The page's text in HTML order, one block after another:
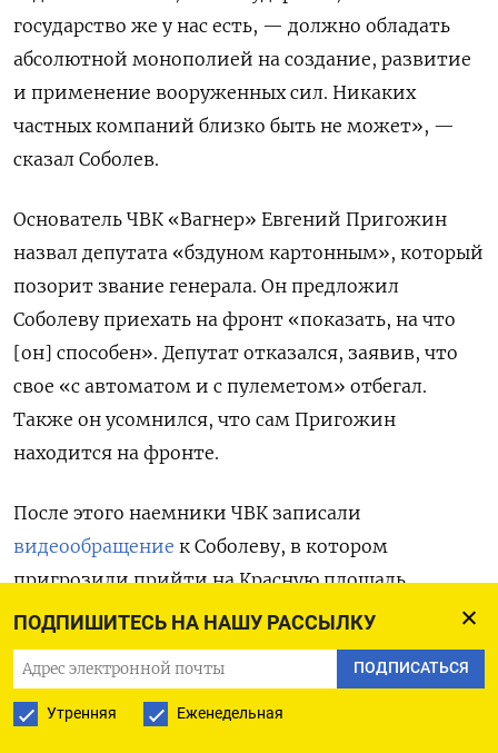
ПОДПИШИТЕСЬ НА НАШУ РАССЫЛКУ
ПОДПИСАТЬСЯ
Утренняя Еженедельная
государство же у нас есть, — должно обладать
абсолютной монополией на создание, развитие
и применение вооруженных сил. Никаких
частных компаний близко быть не может», —
сказал Соболев.
Основатель ЧВК «Вагнер» Евгений Пригожин
назвал депутата «бздуном картонным», который
позорит звание генерала. Он предложил
Соболеву приехать на фронт «показать, на что
[он] способен». Депутат отказался, заявив, что
свое «с автоматом и с пулеметом» отбегал.
Также он усомнился, что сам Пригожин
находится на фронте.
После этого наемники ЧВК записали
видеообращение к Соболеву, в котором
пригрозили прийти на Красную площадь
и расправиться с такими, как он, если Россия из-
за них проиграет войну в Украине. «Поэтому
приезжай к нам сюда, п**** престарелый!» —
сказал один из наемников.